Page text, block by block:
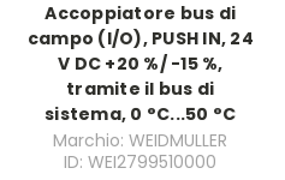
Accoppiatore bus di
campo (I/O), PUSH IN, 24
V DC +20 %/ -15 %,
tramite il bus di
sistema, 0 °C...50 °C
Marchio: WEIDMULLER
ID: WEI2799510000